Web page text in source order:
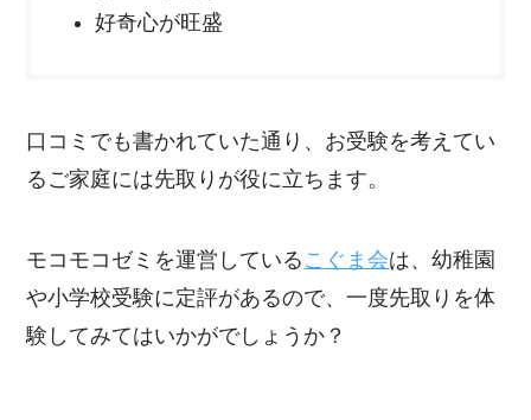
好奇心が旺盛
口コミでも書かれていた通り、お受験を考えてい
るご家庭には先取りが役に立ちます。
モコモコゼミを運営している こぐま会は、幼稚園
や小学校受験に定評があるので、一度先取りを体
験してみてはいかがでしょうか？